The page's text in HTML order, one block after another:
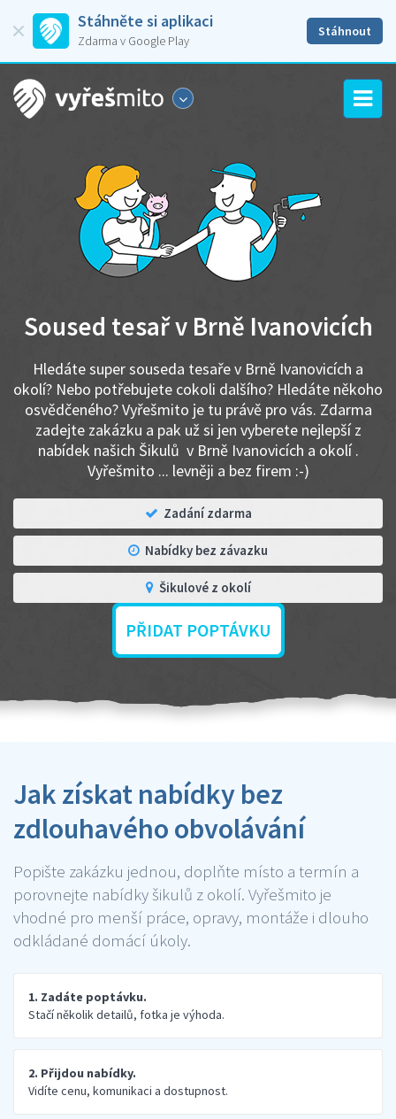
Stáhněte si aplikaci
Zdarma v Google Play
Stáhnout
Soused tesař v Brně Ivanovicích
Hledáte super souseda tesaře v Brně Ivanovicích a
okolí? Nebo potřebujete cokoli dalšího? Hledáte někoho
osvědčeného? Vyřešmito je tu právě pro vás. Zdarma
zadejte zakázku a pak už si jen vyberete nejlepší z
nabídek našich Šikulů v Brně Ivanovicích a okolí .
Vyřešmito ... levněji a bez firem :-)
Zadání zdarma
Nabídky bez závazku
Šikulové z okolí
PŘIDAT POPTÁVKU
Jak získat nabídky bez
zdlouhavého obvolávání
Popište zakázku jednou, doplňte místo a termín a
porovnejte nabídky šikulů z okolí. Vyřešmito je
vhodné pro menší práce, opravy, montáže i dlouho
odkládané domácí úkoly.
1. Zadáte poptávku.
Stačí několik detailů, fotka je výhoda.
2. Přijdou nabídky.
Vidíte cenu, komunikaci a dostupnost.